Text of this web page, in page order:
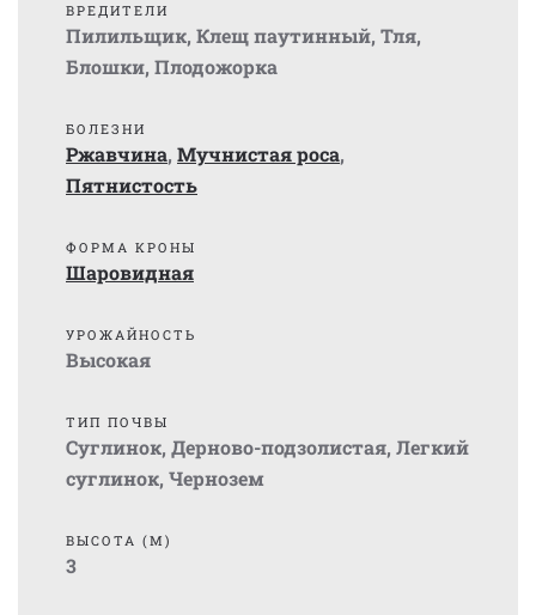
ВРЕДИТЕЛИ
Пилильщик, Клещ паутинный, Тля,
Блошки, Плодожорка
БОЛЕЗНИ
Ржавчина, Мучнистая роса,
Пятнистость
ФОРМА КРОНЫ
Шаровидная
УРОЖАЙНОСТЬ
Высокая
ТИП ПОЧВЫ
Суглинок, Дерново-подзолистая, Легкий
суглинок, Чернозем
ВЫСОТА (М)
3